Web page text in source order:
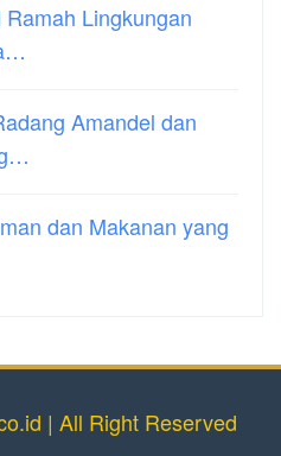
Ramah Lingkungan
Amandel dan
dan Makanan yang
| All Right Reserved